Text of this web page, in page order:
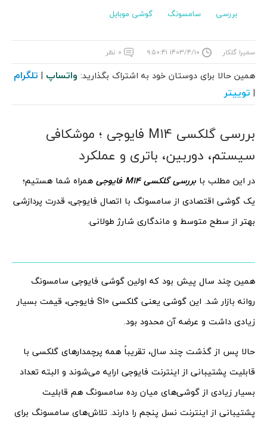
بررسی سامسونگ گوشی موبایل
سمیرا گلکار ۱۴۰۳/۴/۱۰ ۹:۵۰:۴۱ ۰ نظر
همین حالا برای دوستان خود به اشتراک بگذارید: واتساپ | تلگرام
| توییتر
بررسی گلکسی M14 فایوجی ؛ موشکافی
سیستم، دوربین، باتری و عملکرد
در این مطلب با بررسی گلکسی M14 فایوجی
همراه شما هستیم؛
یک گوشی اقتصادی از سامسونگ با اتصال فایوجی، قدرت پردازشی
بهتر از سطح متوسط و ماندگاری شارژ طولانی.
همین چند سال پیش بود که اولین گوشی فایوجی سامسونگ
روانه بازار شد. این گوشی یعنی گلکسی S10 فایوجی، قیمت بسیار
زیادی داشت و عرضه آن محدود بود.
حالا پس از گذشت چند سال، تقریباً همه پرچمدارهای گلکسی با
قابلیت پشتیبانی از اینترنت فایوجی ارایه می‌شوند و البته تعداد
بسیار زیادی از گوشی‌های میان رده سامسونگ هم قابلیت
پشتیبانی از اینترنت نسل پنجم را دارند. تلاش‌های سامسونگ برای